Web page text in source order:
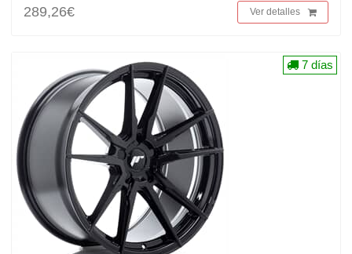
289,26€
Ver detalles
7 días